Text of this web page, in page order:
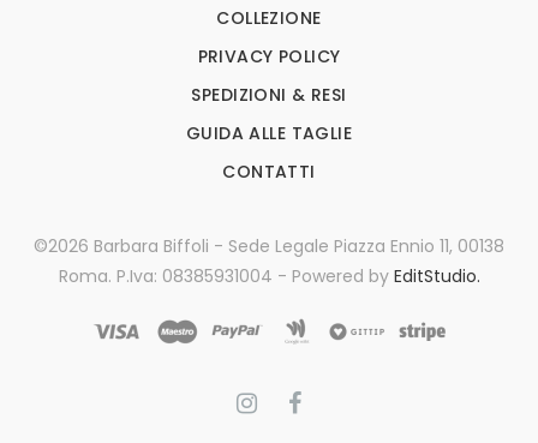
COLLEZIONE
PRIVACY POLICY
SPEDIZIONI & RESI
GUIDA ALLE TAGLIE
CONTATTI
©2026 Barbara Biffoli - Sede Legale Piazza Ennio 11, 00138
Roma. P.Iva: 08385931004 - Powered by EditStudio.